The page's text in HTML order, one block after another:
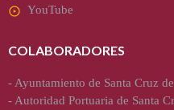
YouTube
COLABORADORES
-Ayuntamiento de Santa Cruz
-Autoridad Portuaria de Santa